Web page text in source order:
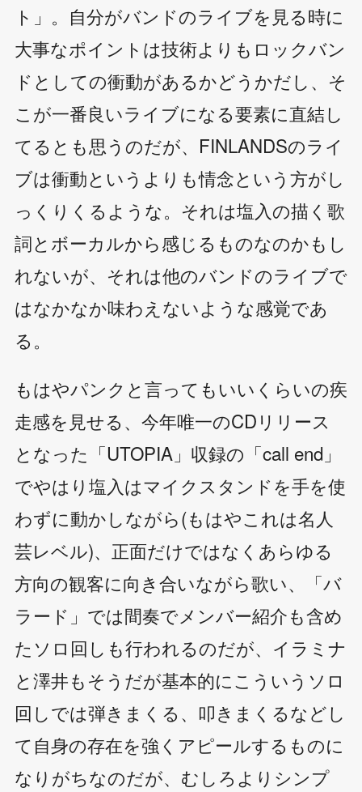
ト」。自分がバンドのライブを見る時に
大事なポイントは技術よりもロックバン
ドとしての衝動があるかどうかだし、そ
こが一番良いライブになる要素に直結し
てるとも思うのだが、FINLANDSのライ
ブは衝動というよりも情念という方がし
っくりくるような。それは塩入の描く歌
詞とボーカルから感じるものなのかもし
れないが、それは他のバンドのライブで
はなかなか味わえないような感覚であ
る。
もはやパンクと言ってもいいくらいの疾
走感を見せる、今年唯一のCDリリース
となった「UTOPIA」収録の「call end」
でやはり塩入はマイクスタンドを手を使
わずに動かしながら(もはやこれは名人
芸レベル)、正面だけではなくあらゆる
方向の観客に向き合いながら歌い、「バ
ラード」では間奏でメンバー紹介も含め
たソロ回しも行われるのだが、イラミナ
と澤井もそうだが基本的にこういうソロ
回しでは弾きまくる、叩きまくるなどし
て自身の存在を強くアピールするものに
なりがちなのだが、むしろよりシンプ